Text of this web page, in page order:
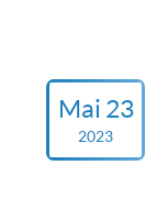
Mai 23
2023